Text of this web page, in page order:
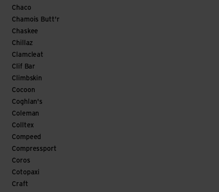
Chaco
Chamois Butt'r
Chaskee
Chillaz
Clamcleat
Clif Bar
Climbskin
Cocoon
Coghlan's
Coleman
Colltex
Compeed
Compressport
Coros
Cotopaxi
Craft